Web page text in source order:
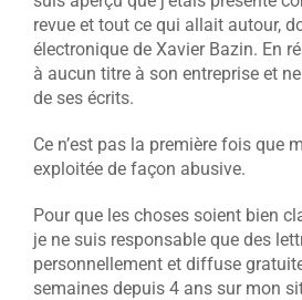
revue et tout ce qui allait autour,
électronique de Xavier Bazin. En
à aucun titre à son entreprise et
de ses écrits.
Ce n’est pas la première fois que
exploitée de façon abusive.
Pour que les choses soient bien
je ne suis responsable que des
personnellement et diffuse
semaines depuis 4 ans sur mon